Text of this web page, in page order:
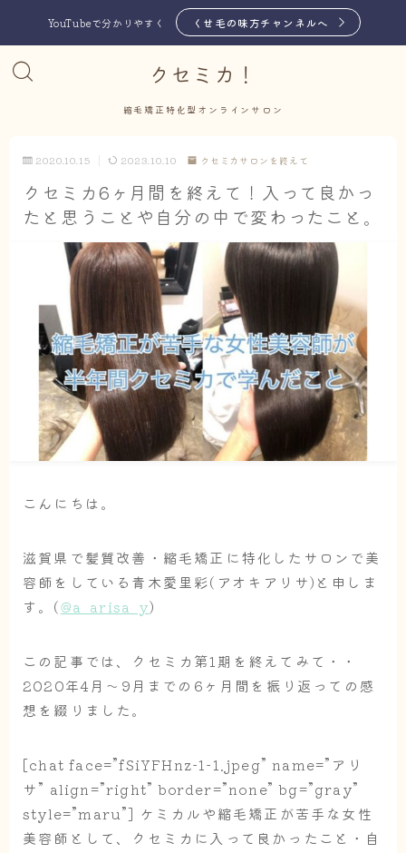
YouTubeで分かりやすく くせ毛の味方チャンネルへ
クセミカ！
縮毛矯正特化型オンラインサロン
2020.10.15 2023.10.10 クセミカサロンを終えて
クセミカ6ヶ月間を終えて！入って良かっ
たと思うことや自分の中で変わったこと。
こんにちは。
滋賀県で髪質改善・縮毛矯正に特化したサロンで美
容師をしている青木愛里彩(アオキアリサ)と申しま
す。(@a_arisa_y)
この記事では、クセミカ第1期を終えてみて・・
2020年4月〜9月までの6ヶ月間を振り返っての感
想を綴りました。
[chat face=”fSiYFHnz-1-1.jpeg” name=”アリ
サ” align=”right” border=”none” bg=”gray”
style=”maru”] ケミカルや縮毛矯正が苦手な女性
美容師として、クセミカに入って良かったこと・自